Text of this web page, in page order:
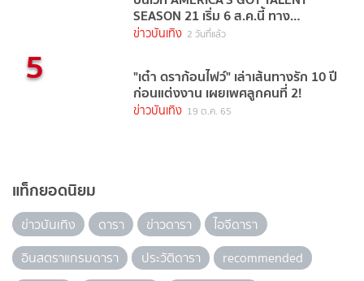
SEASON 21 เริ่ม 6 ส.ค.นี้ ทาง
TrueVisions NOW
ข่าวบันเทิง 2 วันที่แล้ว
5 "เต๋า ดราก้อนไฟว์" เล่าเส้นทางรัก 10 ปี
ก่อนแต่งงาน เผยเพศลูกคนที่ 2!
ข่าวบันเทิง 19 ต.ค. 65
แท็กยอดนิยม
ข่าวบันเทิง ดารา ข่าวดารา
ไอจีดารา
อินสตราแกรมดารา
ประวัติดารา
recommended